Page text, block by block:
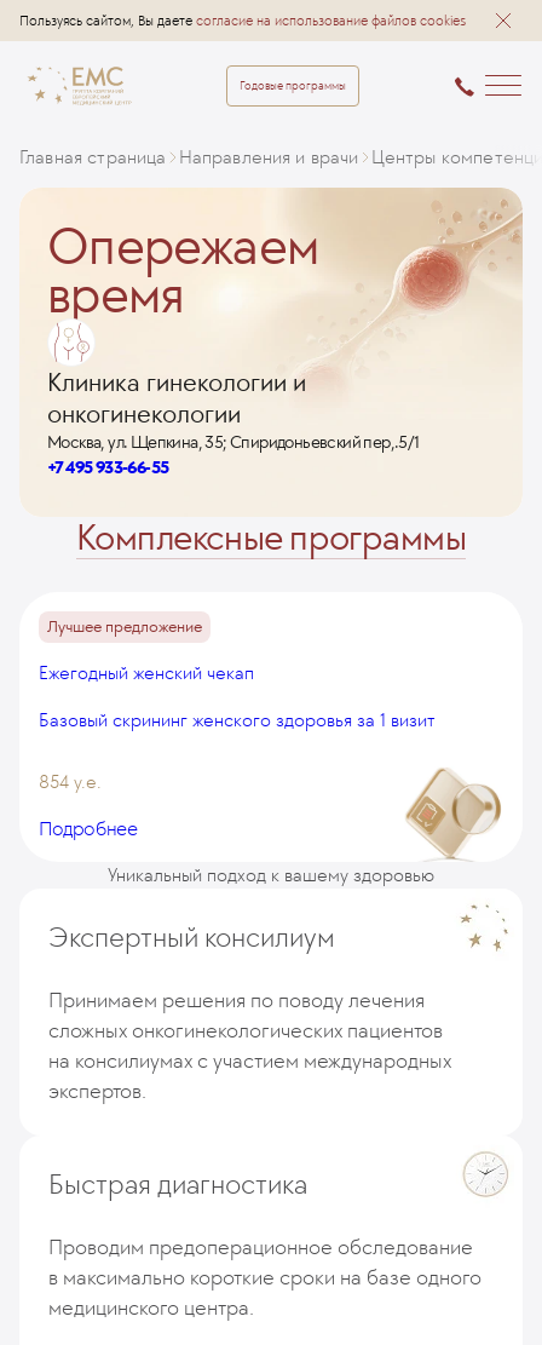
Пользуясь сайтом, Вы даете согласие на использование файлов cookies
Годовые программы
Главная страница Направления и врачи Центры
Опережаем
время
Клиника гинекологии и
онкогинекологии
Москва, ул. Щепкина, 35; Спиридоньевский пер,.5/1
+7 495 933-66-55
Комплексные программы
Лучшее предложение
Ежегодный женский чекап
Базовый скрининг женского здоровья за 1 визит
854 у.е.
Подробнее
Уникальный подход к вашему здоровью
Экспертный консилиум
Принимаем решения по поводу лечения
сложных онкогинекологических пациентов
на консилиумах с участием международных
экспертов.
Быстрая диагностика
Проводим предоперационное обследование
в максимально короткие сроки на базе одного
медицинского центра.